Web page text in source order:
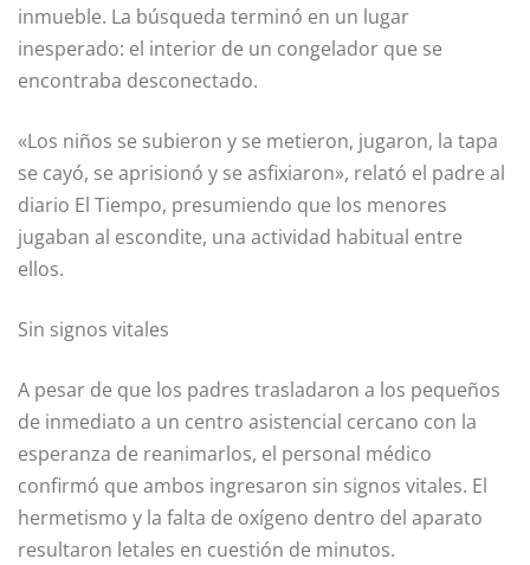
inmueble. La búsqueda terminó en un lugar
inesperado: el interior de un congelador que se
encontraba desconectado.
«Los niños se subieron y se metieron, jugaron, la tapa
se cayó, se aprisionó y se asfixiaron», relató el padre al
diario El Tiempo, presumiendo que los menores
jugaban al escondite, una actividad habitual entre
ellos.
Sin signos vitales
A pesar de que los padres trasladaron a los pequeños
de inmediato a un centro asistencial cercano con la
esperanza de reanimarlos, el personal médico
confirmó que ambos ingresaron sin signos vitales. El
hermetismo y la falta de oxígeno dentro del aparato
resultaron letales en cuestión de minutos.